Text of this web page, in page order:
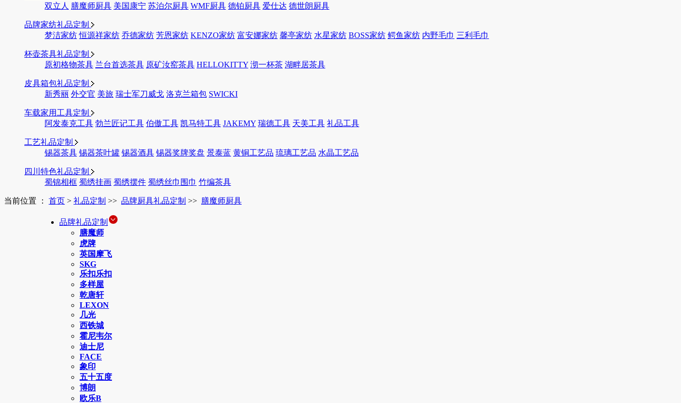
双立人 膳魔师厨具 美国康宁 苏泊尔厨具 WMF厨具 德铂厨具 爱仕达 德世朗厨具
品牌家纺礼品定制
梦洁家纺 恒源祥家纺 乔德家纺 芳恩家纺 KENZO家纺 富安娜家纺 馨亭家纺 水星家纺 BOSS家纺 鳄鱼家纺 内野毛巾 三利毛巾
杯壶茶具礼品定制
原初格物茶具 兰台首选茶具 原矿汝窑茶具 HELLOKITTY 沏一杯茶 湖畔居茶具
皮具箱包礼品定制
新秀丽 外交官 美旅 瑞士军刀威戈 洛克兰箱包 SWICKI
车载家用工具定制
阿发泰克工具 勃兰匠记工具 伯傲工具 凯马特工具 JAKEMY 瑞德工具 天美工具 礼品工具
工艺礼品定制
锡器茶具 锡器茶叶罐 锡器酒具 锡器奖牌奖盘 景泰蓝 黄铜工艺品 琉璃工艺品 水晶工艺品
四川特色礼品定制
蜀锦相框 蜀绣挂画 蜀绣摆件 蜀绣丝巾围巾 竹编茶具
当前位置 ： 首页 > 礼品定制 >> 品牌厨具礼品定制 >> 膳魔师厨具
品牌礼品定制
膳魔师
虎牌
英国摩飞
SKG
乐扣乐扣
多样屋
乾唐轩
LEXON
几光
西铁城
霍尼韦尔
迪士尼
FACE
象印
五十五度
博朗
欧乐B